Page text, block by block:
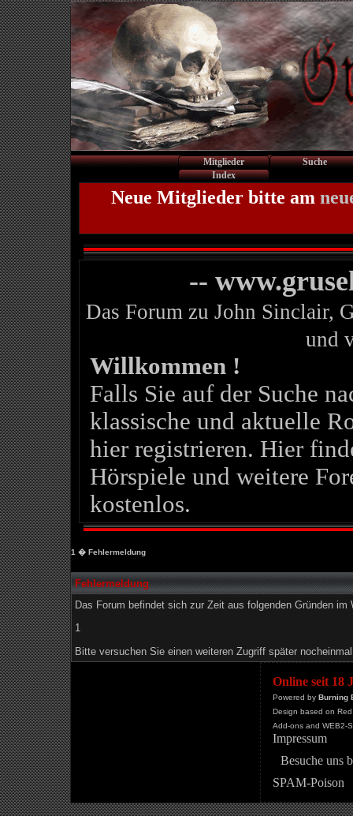
Mitglieder
Suche
Index
Neue Mitglieder bitte am
--
Das Forum zu John Sinclair,
und
Willkommen !
Falls Sie auf der Suche
klassische und aktuelle
hier registrieren. Hier
Hörspiele und weitere
kostenlos.
1 � Fehlermeldung
Fehlermeldung
Das Forum befindet sich zur Zeit aus folgenden Gründen im
1
Bitte versuchen Sie einen weiteren Zugriff später
Online seit 18
Powered by Burning
Design based on
Add-ons and WEB2-
Impressum
Besuche uns
SPAM-Poison